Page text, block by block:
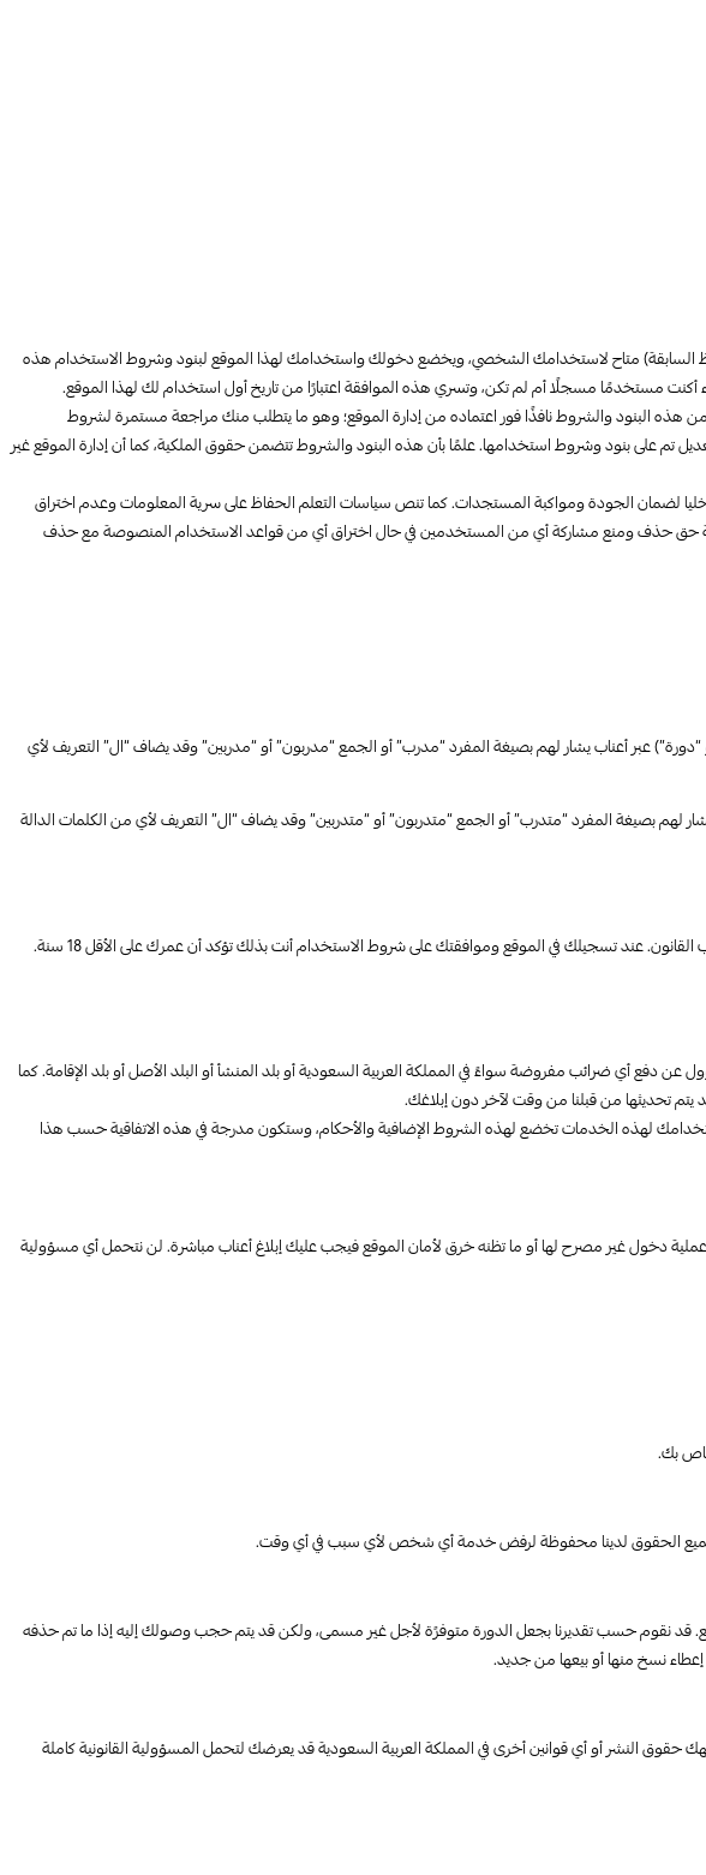
الألفاظ السابقة) متاح لاستخدامك الشخصي، ويخضع دخولك واستخدامك لهذا الموقع لبنود وشروط الاستخدام هذه
مستخدمًا مسجلًا أم لم تكن، وتسري هذه الموافقة اعتبارًا من تاريخ أول استخدام لك لهذا الموقع.
البنود والشروط نافذًا فور اعتماده من إدارة الموقع؛ وهو ما يتطلب منك مراجعة مستمرة لشروط
تم على بنود وشروط استخدامها. علمًا بأن هذه البنود والشروط تتضمن حقوق الملكية، كما أن إدارة الموقع غير
لضمان الجودة ومواكبة المستجدات. كما تنص سياسات التعلم الحفاظ على سرية المعلومات وعدم اختراق
حق حذف ومنع مشاركة أي من المستخدمين في حال اختراق أي من قواعد الاستخدام المنصوصة مع حذف
“دورة”) عبر أعناب يشار لهم بصيغة المفرد “مدرب” أو الجمع “مدربون” أو “مدربين” وقد يضاف “ال” التعريف لأي
لهم بصيغة المفرد “متدرب” أو الجمع “متدربون” أو “متدربين” وقد يضاف “ال” التعريف لأي من الكلمات الدالة
هذه الخدمة متاحة فقط للاستخدام من قبل الأفراد الذين يتجاوز عمرهم 18 سنة. والذين بإمكانهم الالتزام بالاتفاقيات والعقود المبرمة حسب القانون. عند تسجيلك في الموقع وموافقتك على شروط الاستخدام أنت بذلك تؤكد أن عمرك على الأقل 18 سنة.
دفع أي ضرائب مفروضة سواءً في المملكة العربية السعودية أو بلد المنشأ أو البلد الأصل أو بلد الإقامة. كما
يتم تحديثها من قبلنا من وقت لآخر دون إبلاغك.
لهذه الخدمات تخضع لهذه الشروط الإضافية والأحكام، وستكون مدرجة في هذه الاتفاقية حسب هذا
دخول غير مصرح لها أو ما تظنه خرق لأمان الموقع فيجب عليك إبلاغ أعناب مباشرة. لن نتحمل أي مسؤولية
بك.
وجميع الحقوق لدينا محفوظة لرفض خدمة أي شخص لأي سبب في أي وقت.
قد نقوم حسب تقديرنا بجعل الدورة متوفرًة لأجل غير مسمى، ولكن قد يتم حجب وصولك إليه إذا ما تم حذفه
نسخ منها أو بيعها من جديد.
النشر أو أي قوانين أخرى في المملكة العربية السعودية قد يعرضك لتحمل المسؤولية القانونية كاملة